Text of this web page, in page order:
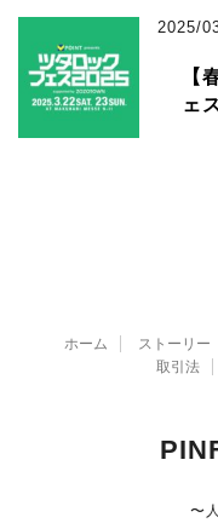
2025/
【
ェ
ホーム ストーリー
取引法
〜